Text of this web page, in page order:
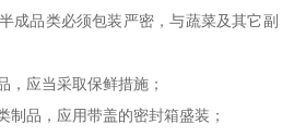
成品类必须包装严密，与蔬菜及其它副
，应当采取保鲜措施；
制品，应用带盖的密封箱盛装；